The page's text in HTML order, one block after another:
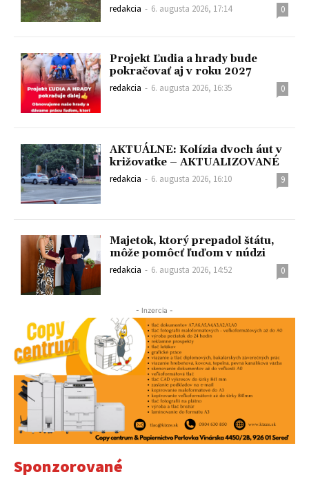
redakcia - 6. augusta 2026, 17:14 0
Projekt Ľudia a hrady bude
pokračovať aj v roku 2027
redakcia - 6. augusta 2026, 16:35 0
AKTUÁLNE: Kolízia dvoch áut v
križovatke – AKTUALIZOVANÉ
redakcia - 6. augusta 2026, 16:10 9
Majetok, ktorý prepadol štátu,
môže pomôcť ľuďom v núdzi
redakcia - 6. augusta 2026, 14:52 0
- Inzercia -
Sponzorované